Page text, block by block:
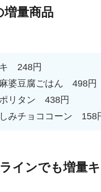
増量商品
キ 248円
婆豆腐ごはん 498円
ポリタン 438円
しみチョココーン 158
インでも増量